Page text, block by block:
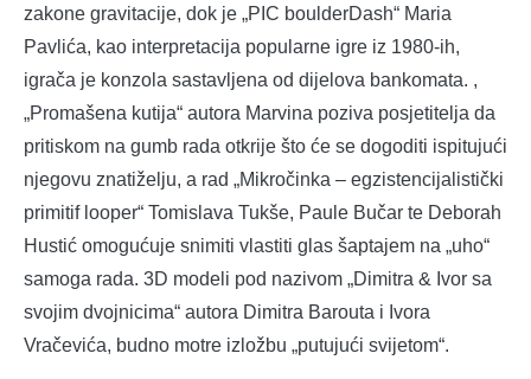
zakone gravitacije, dok je „PIC boulderDash“ Maria
Pavlića, kao interpretacija popularne igre iz 1980-ih,
igrača je konzola sastavljena od dijelova bankomata. ,
„Promašena kutija“ autora Marvina poziva posjetitelja da
pritiskom na gumb rada otkrije što će se dogoditi ispitujući
njegovu znatiželju, a rad „Mikročinka – egzistencijalistički
primitif looper“ Tomislava Tukše, Paule Bučar te Deborah
Hustić omogućuje snimiti vlastiti glas šaptajem na „uho“
samoga rada. 3D modeli pod nazivom „Dimitra & Ivor sa
svojim dvojnicima“ autora Dimitra Barouta i Ivora
Vračevića, budno motre izložbu „putujući svijetom“.